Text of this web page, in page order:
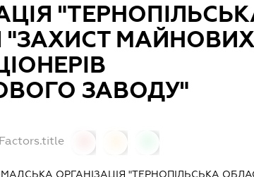
"ЗАХИСТ
ЗАВОДУ"
ОРГАНІЗАЦІЯ "ТЕРНОПІЛЬСЬКА